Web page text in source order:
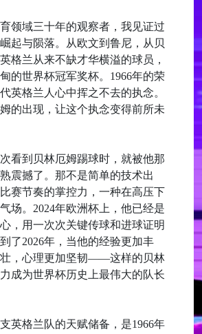
领域三十年的观察者，我见证过
起与陨落。从欧文到鲁尼，从贝
格兰从来不缺才华横溢的球员，
的世界杯冠军奖杯。1966年的荣
英格兰人心中挥之不去的执念。
的出现，让这个执念变得前所未
看到贝林厄姆踢球时，就被他那
震撼了。那不是简单的技术出
赛节奏的掌控力，一种在高压下
场。2024年欧洲杯上，他已经是
，用一次次关键传球和进球证明
了2026年，当他的经验更加丰
，心理更加坚韧——这样的贝林
成为世界杯历史上最伟大的队长
英格兰队的天赋储备，是1966年